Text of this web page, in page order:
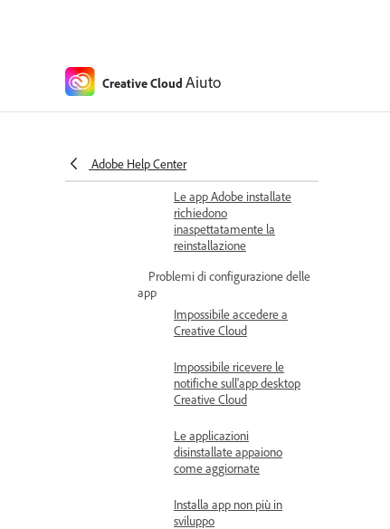
Creative Cloud Aiuto
Adobe Help Center
Impossibile accedere ai
servizi Creative Cloud
Creative Cloud
Le app Adobe installate
richiedono
inaspettatamente la
reinstallazione
Problemi di configurazione delle
app
Impossibile accedere a
Creative Cloud
Impossibile ricevere le
notifiche sull'app desktop
Creative Cloud
Le applicazioni
disinstallate appaiono
come aggiornate
Installa app non più in
sviluppo